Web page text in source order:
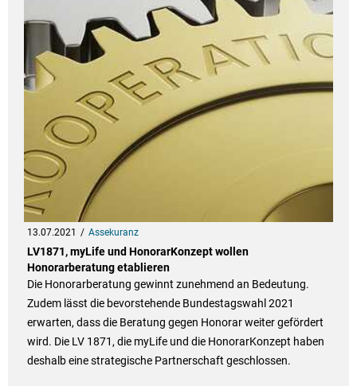
13.07.2021 Assekuranz
LV1871, myLife und HonorarKonzept wollen
Honorarberatung etablieren
Die Honorarberatung gewinnt zunehmend an Bedeutung.
Zudem lässt die bevorstehende Bundestagswahl 2021
erwarten, dass die Beratung gegen Honorar weiter gefördert
wird. Die LV 1871, die myLife und die HonorarKonzept haben
deshalb eine strategische Partnerschaft geschlossen.